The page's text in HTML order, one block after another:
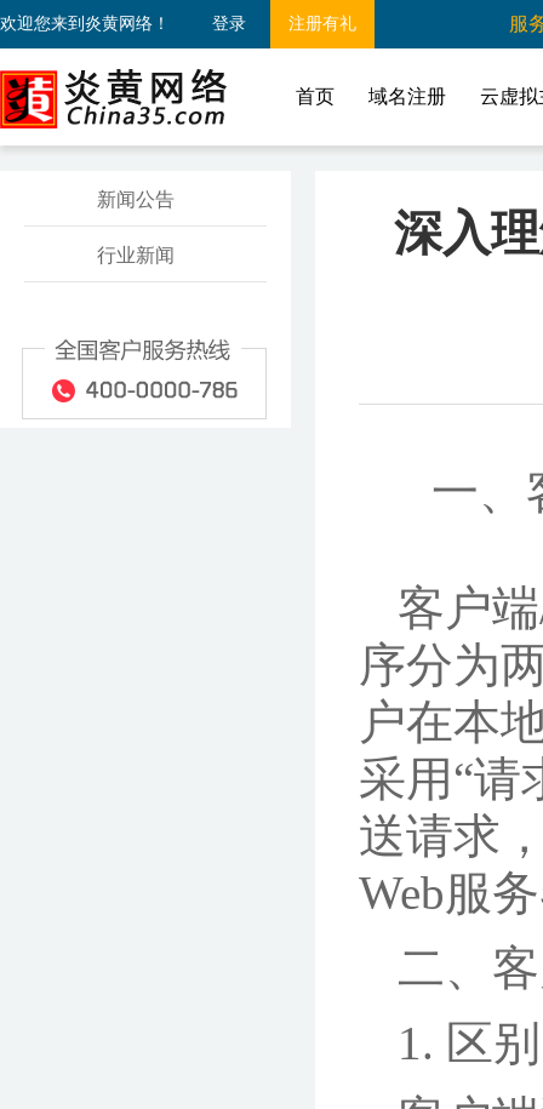
欢迎您来到炎黄网络！ 登录 注册有礼 服
首页 域名注册 云虚拟
新闻公告
行业新闻 深入
一、
客户
序分为
户在本
采用“请
送请求
Web服
二、
1. 区别